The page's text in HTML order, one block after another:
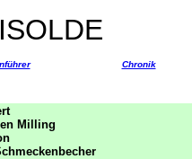
Chronik
t
Milling